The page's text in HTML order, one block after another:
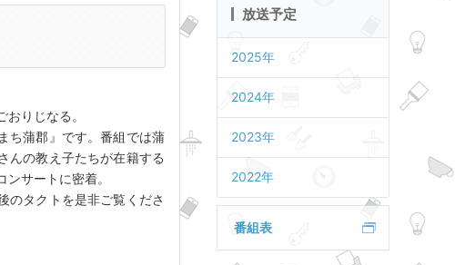
りじなる。
ち蒲郡』です。番組では蒲
んの教え子たちが在籍する
サートに密着。
のタクトを是非ご覧くださ
放送予定
2025年
2024年
2023年
2022年
番組表